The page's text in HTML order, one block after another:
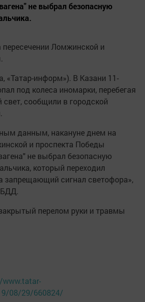
не выбрал безопасную
Ломжинской и
«Татар-информ»). В Казани 11-
под колеса иномарки, перебегая
свет, сообщили в городской
данным, накануне днем на
и проспекта Победы
не выбрал безопасную
который переходил
запрещающий сигнал светофора»,
перелом руки и травмы
08/29/660824/